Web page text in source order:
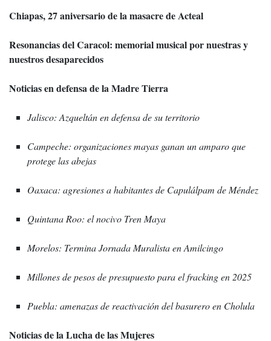
Chiapas, 27 aniversario de la masacre de Acteal
Resonancias del Caracol: memorial musical por nuestras y
nuestros desaparecidos
Noticias en defensa de la Madre Tierra
Jalisco: Azqueltán en defensa de su territorio
Campeche: organizaciones mayas ganan un amparo que
protege las abejas
Oaxaca: agresiones a habitantes de Capulálpam de Méndez
Quintana Roo: el nocivo Tren Maya
Morelos: Termina Jornada Muralista en Amilcingo
Millones de pesos de presupuesto para el fracking en 2025
Puebla: amenazas de reactivación del basurero en Cholula
Noticias de la Lucha de las Mujeres